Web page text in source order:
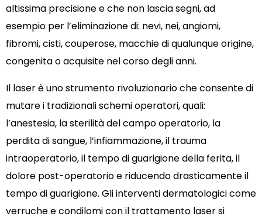
altissima precisione e che non lascia segni, ad
esempio per l’eliminazione di: nevi, nei, angiomi,
fibromi, cisti, couperose, macchie di qualunque origine,
congenita o acquisite nel corso degli anni.
Il laser è uno strumento rivoluzionario che consente di
mutare i tradizionali schemi operatori, quali:
l’anestesia, la sterilità del campo operatorio, la
perdita di sangue, l’infiammazione, il trauma
intraoperatorio, il tempo di guarigione della ferita, il
dolore post-operatorio e riducendo drasticamente il
tempo di guarigione. Gli interventi dermatologici come
verruche e condilomi con il trattamento laser si